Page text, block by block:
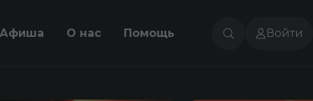
Афиша О нас Помощь Войти